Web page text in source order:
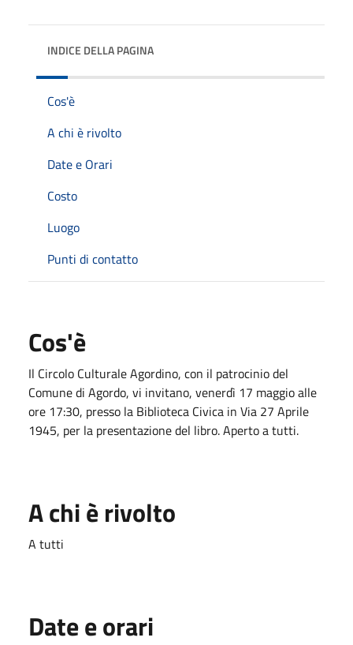
INDICE DELLA PAGINA
Cos'è
A chi è rivolto
Date e Orari
Costo
Luogo
Punti di contatto
Cos'è
Il Circolo Culturale Agordino, con il patrocinio del
Comune di Agordo, vi invitano, venerdì 17 maggio alle
ore 17:30, presso la Biblioteca Civica in Via 27 Aprile
1945, per la presentazione del libro. Aperto a tutti.
A chi è rivolto
A tutti
Date e orari